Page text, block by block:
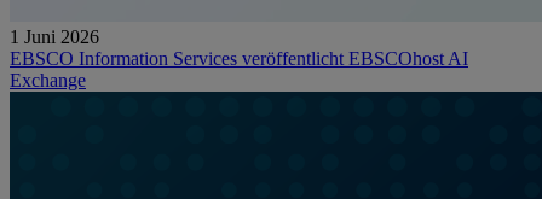
1 Juni 2026
EBSCO Information Services veröffentlicht EBSCOhost AI
Exchange